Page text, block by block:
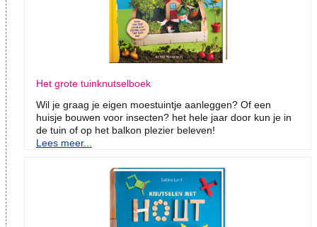
Het grote tuinknutselboek
Wil je graag je eigen moestuintje aanleggen? Of een
huisje bouwen voor insecten? het hele jaar door kun je in
de tuin of op het balkon plezier beleven!
Lees meer...